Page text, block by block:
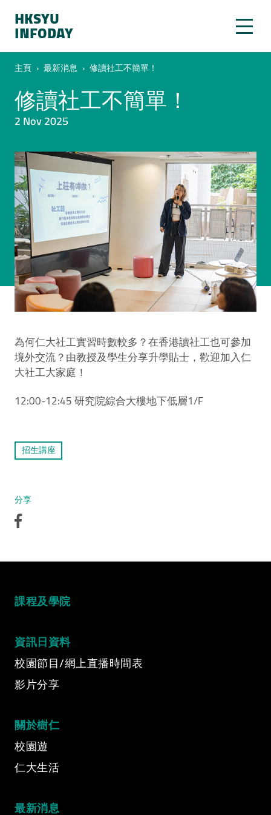
HKSYU
INFODAY
主頁 › 最新消息 › 修讀社工不簡單！
修讀社工不簡單！
2 Nov 2025
招生講座
分享
為何仁大社工實習時數較多？在香港讀社工也可參加
境外交流？由教授及學生分享升學貼士，歡迎加入仁
大社工大家庭！
12:00-12:45 研究院綜合大樓地下低層1/F
Video category
課程及學院
資訊日資料
校園節目/網上直播時間表
影片分享
關於樹仁
校園遊
仁大生活
最新消息